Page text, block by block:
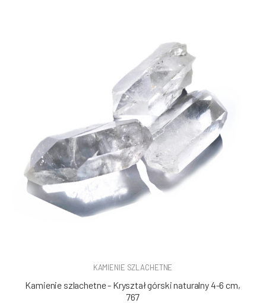
KAMIENIE SZLACHETNE
Kamienie szlachetne - Kryształ górski naturalny 4-6 cm,
767